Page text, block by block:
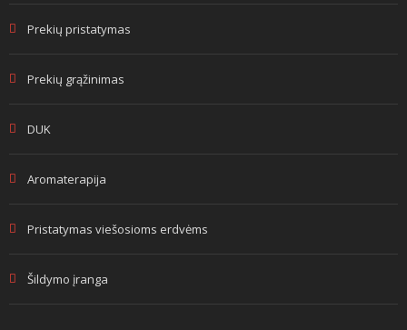
Prekių pristatymas
Prekių grąžinimas
DUK
Aromaterapija
Pristatymas viešosioms erdvėms
Šildymo įranga